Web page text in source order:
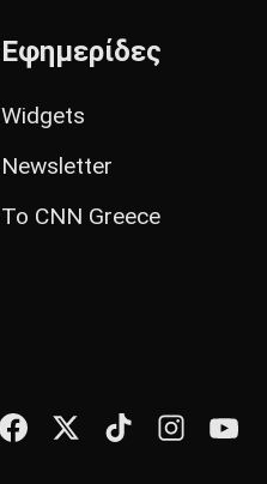
Εφημερίδες
Widgets
Newsletter
Το CNN Greece